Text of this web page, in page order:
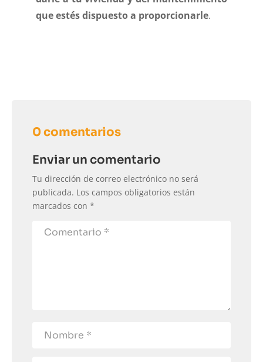
que estés dispuesto a proporcionarle.
0 comentarios
Enviar un comentario
Tu dirección de correo electrónico no será
publicada. Los campos obligatorios están
marcados con *